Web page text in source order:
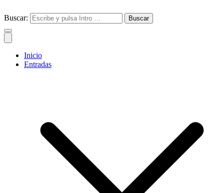
Buscar:
Inicio
Entradas